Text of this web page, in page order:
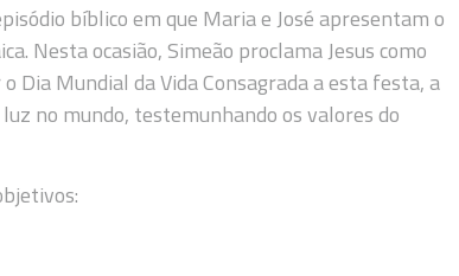
bíblico em que Maria e José apresentam o
Nesta ocasião, Simeão proclama Jesus como
Dia Mundial da Vida Consagrada a esta festa, a
no mundo, testemunhando os valores do